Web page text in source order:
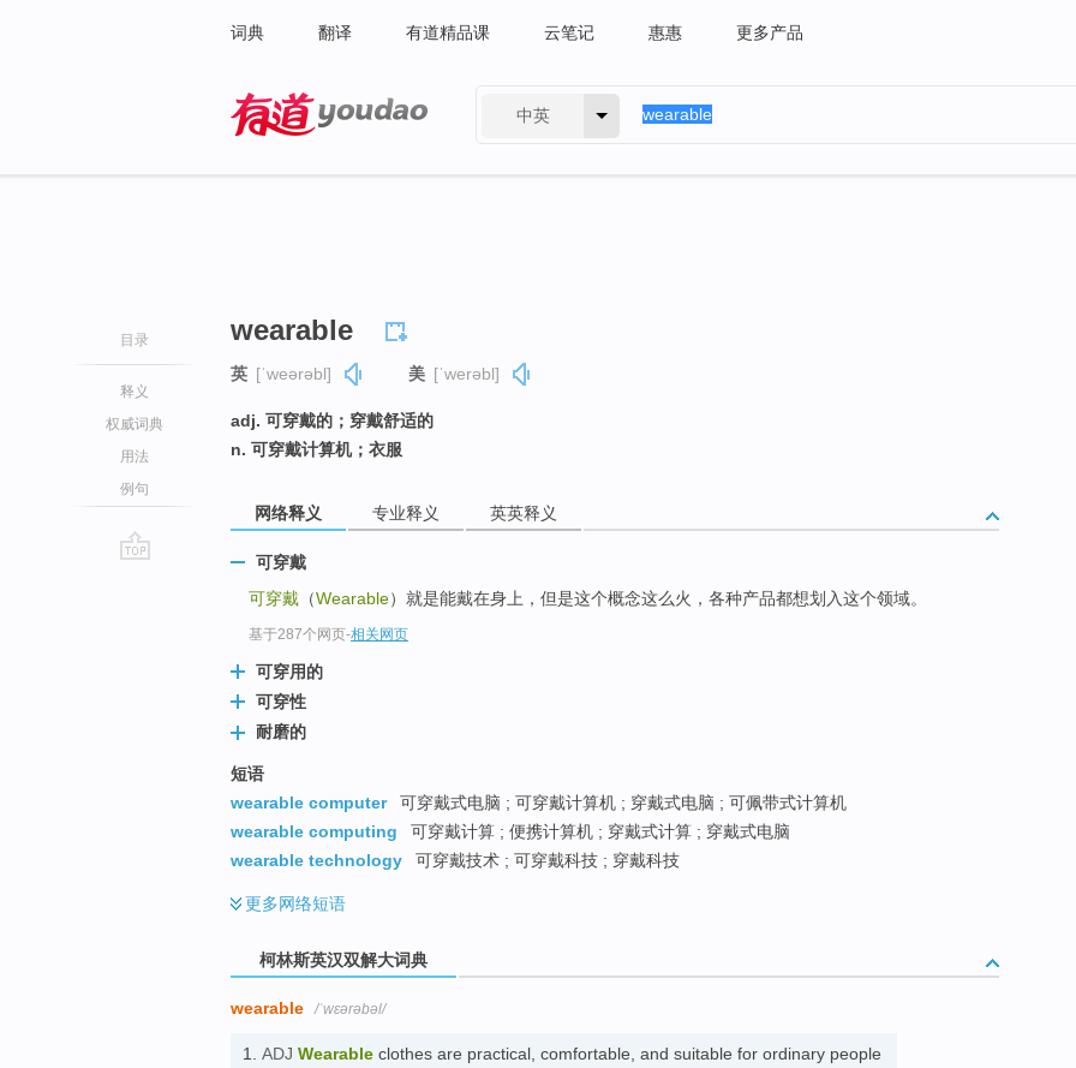
词典 翻译 有道精品课 云笔记 惠惠 更多产品
中英
目录
释义
权威词典
用法
例句
wearable
英 [ˈweərəbl] 美 [ˈwerəbl]
adj. 可穿戴的；穿戴舒适的
n. 可穿戴计算机；衣服
网络释义 专业释义 英英释义
可穿戴
可穿戴 （Wearable）就是能戴在身上，但是这个概念这么火，各种产品都想划入这个领域。
基于287个网页-相关网页
可穿用的
可穿性
耐磨的
短语
wearable computer
可穿戴式电脑 ; 可穿戴计算机 ; 穿戴式电脑 ; 可佩带式计算机
wearable computing
可穿戴计算 ; 便携计算机 ; 穿戴式计算 ; 穿戴式电脑
wearable technology
可穿戴技术 ; 可穿戴科技 ; 穿戴科技
更多网络短语
柯林斯英汉双解大词典
wearable /ˈwɛərəbəl/
1. ADJ Wearable clothes are practical, comfortable, and suitable for ordinary people